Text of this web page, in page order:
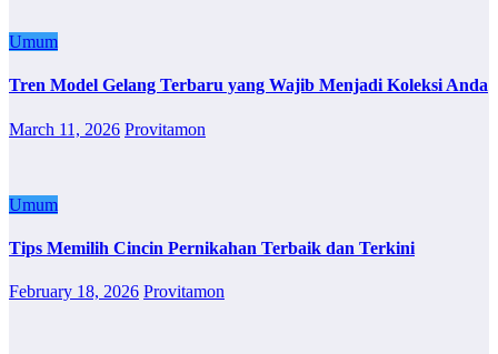
Umum
Tren Model Gelang Terbaru yang Wajib Menjadi Koleksi Anda
March 11, 2026 Provitamon
Umum
Tips Memilih Cincin Pernikahan Terbaik dan Terkini
February 18, 2026 Provitamon